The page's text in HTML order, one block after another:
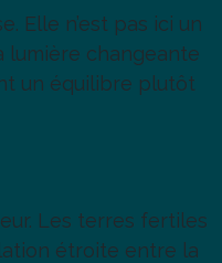
Elle n’est pas ici un
lumière changeante
un équilibre plutôt
Les terres fertiles
étroite entre la